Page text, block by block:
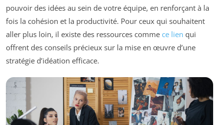
pouvoir des idées au sein de votre équipe, en renforçant à la
fois la cohésion et la productivité. Pour ceux qui souhaitent
aller plus loin, il existe des ressources comme ce lien qui
offrent des conseils précieux sur la mise en œuvre d’une
stratégie d’idéation efficace.